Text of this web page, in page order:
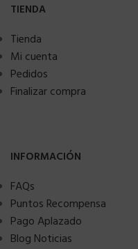
TIENDA
Tienda
Mi cuenta
Pedidos
Finalizar compra
INFORMACIÓN
FAQs
Puntos Recompensa
Pago Aplazado
Blog Noticias